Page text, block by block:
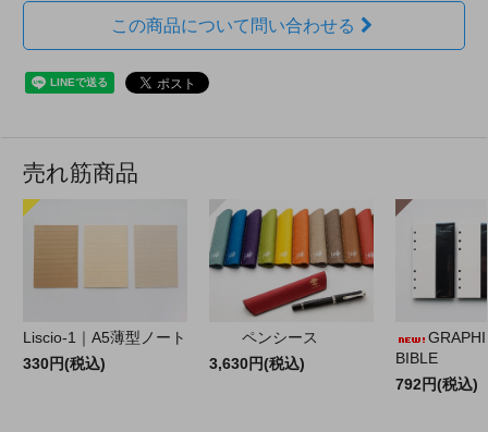
この商品について問い合わせる
売れ筋商品
Liscio-1｜A5薄型ノート
330円(税込)
ペンシース
3,630円(税込)
BIBLE
792円(税込)